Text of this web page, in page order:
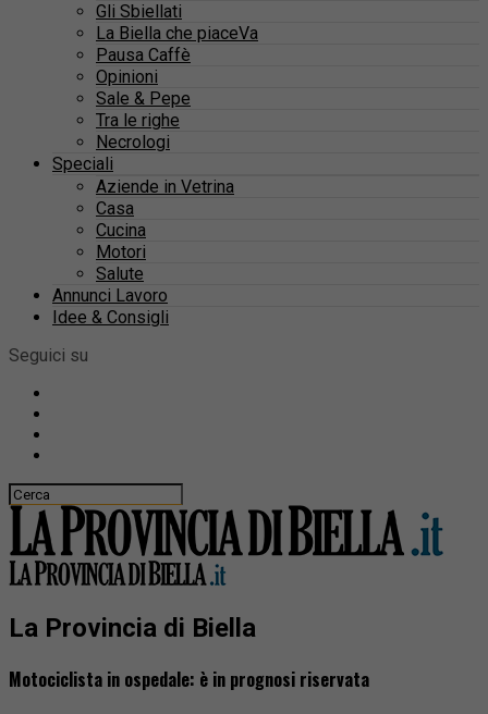
Gli Sbiellati
La Biella che piaceVa
Pausa Caffè
Opinioni
Sale & Pepe
Tra le righe
Necrologi
Speciali
Aziende in Vetrina
Casa
Cucina
Motori
Salute
Annunci Lavoro
Idee & Consigli
Seguici su
La Provincia di Biella
Motociclista in ospedale: è in prognosi riservata